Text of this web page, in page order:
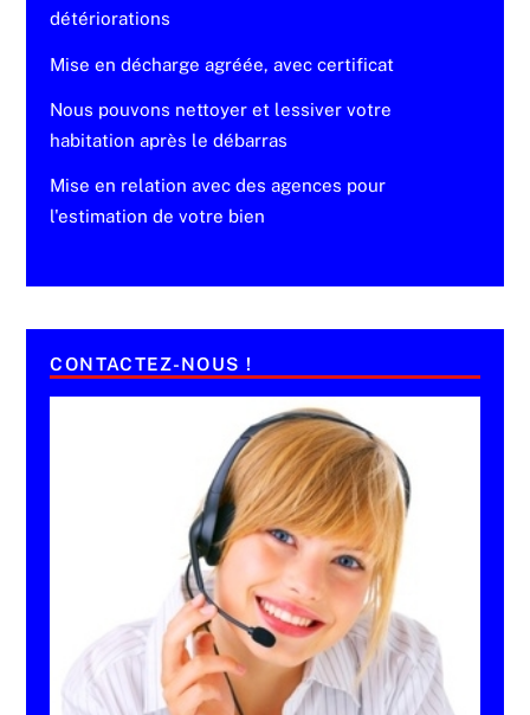
détériorations
Mise en décharge agréée, avec certificat
Nous pouvons nettoyer et lessiver votre
habitation après le débarras
Mise en relation avec des agences pour
l'estimation de votre bien
CONTACTEZ-NOUS !